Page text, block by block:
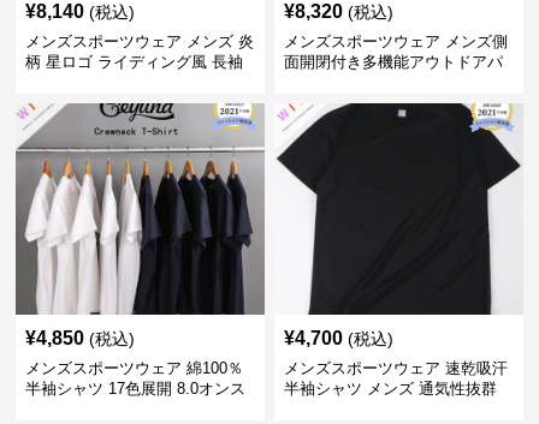
¥8,140 (税込)
メンズスポーツウェア メンズ 炎
柄 星ロゴ ライディング風 長袖
¥8,320 (税込)
メンズスポーツウェア メンズ側
面開閉付き多機能アウトドアパ
¥4,850 (税込)
メンズスポーツウェア 綿100％
半袖シャツ 17色展開 8.0オンス
¥4,700 (税込)
メンズスポーツウェア 速乾吸汗
半袖シャツ メンズ 通気性抜群